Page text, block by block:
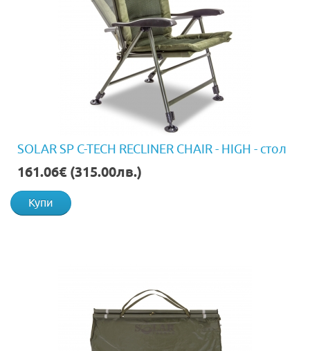
SOLAR SP C-TECH RECLINER CHAIR - HIGH - стол
161.06€ (315.00лв.)
Купи